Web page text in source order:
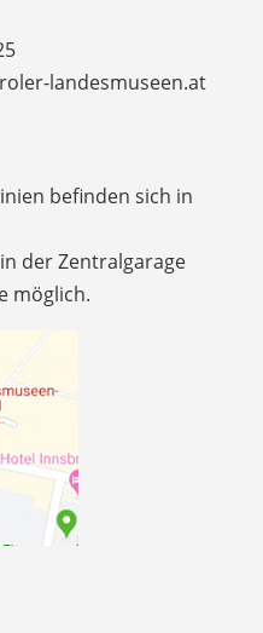
landesmuseen.at
befinden sich in
der Zentralgarage
möglich.